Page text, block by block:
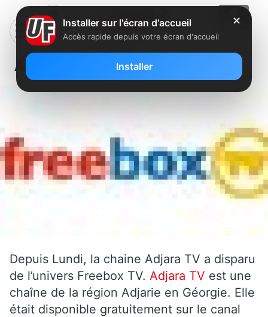
Adjara TV a quitté Freebox TV
Depuis Lundi, la chaine Adjara TV a disparu
de l’univers Freebox TV. Adjara TV est une
chaîne de la région Adjarie en Géorgie. Elle
était disponible gratuitement sur le canal
✕
Installer sur l'écran d'accueil
Accès rapide depuis votre écran d'accueil
Installer